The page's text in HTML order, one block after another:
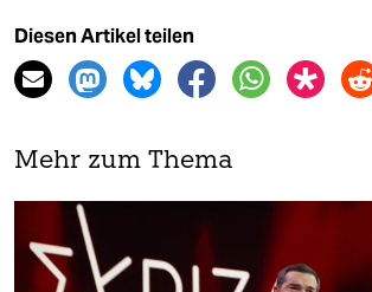
Diesen Artikel teilen
Mehr zum Thema